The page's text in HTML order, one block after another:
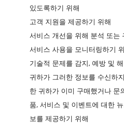
있도록하기 위해
고객 지원을 제공하기 위해
서비스 개선을 위해 분석 또는
서비스 사용을 모니터링하기
기술적 문제를 감지, 예방 및
귀하가 그러한 정보를 수신하
한 귀하가 이미 구매했거나 문
품, 서비스 및 이벤트에 대한
보를 제공하기 위해